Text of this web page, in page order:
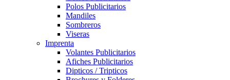
Polos Publicitarios
Mandiles
Sombreros
Viseras
Imprenta
Volantes Publicitarios
Afiches Publicitarios
Dipticos / Tripticos